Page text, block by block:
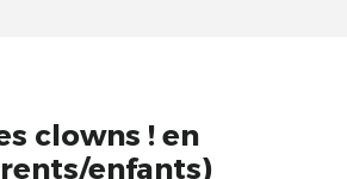
clowns ! en
enfants)